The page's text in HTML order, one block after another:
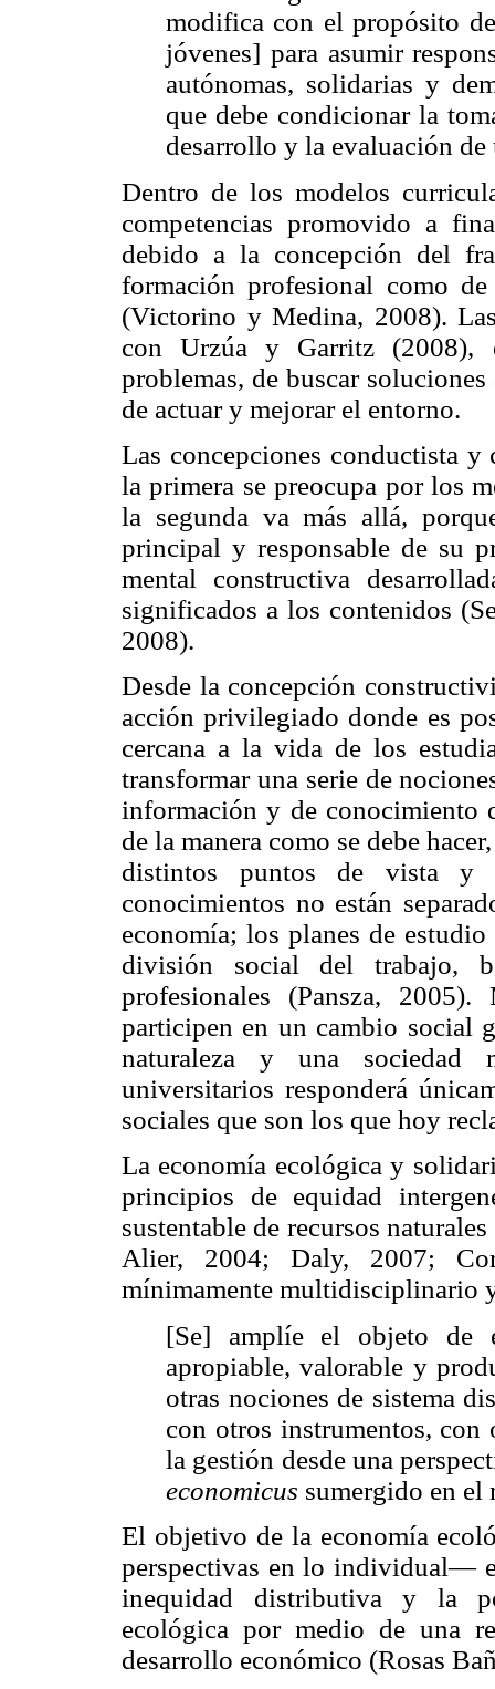
modifica con el propósito
jóvenes] para asumir
autónomas, solidarias y
que debe condicionar la
desarrollo y la evaluación
Dentro de los modelos
competencias promovido a
debido a la concepción del
formación profesional como
(Victorino y Medina, 2008).
con Urzúa y Garritz (2008),
problemas, de buscar
de actuar y mejorar el entorno.
Las concepciones conductista
la primera se preocupa por los
la segunda va más allá,
principal y responsable de su
mental constructiva
significados a los contenidos
2008).
Desde la concepción
acción privilegiado donde es
cercana a la vida de los
transformar una serie de
información y de conocimiento
de la manera como se debe
distintos puntos de vista y
conocimientos no están
economía; los planes de
división social del trabajo,
profesionales (Pansza,
participen en un cambio social
naturaleza y una sociedad
universitarios responderá
sociales que son los que hoy
La economía ecológica y
principios de equidad
sustentable de recursos
Alier, 2004; Daly, 2007;
mínimamente multidisciplinario
[Se] amplíe el objeto de
apropiable, valorable y
otras nociones de sistema
con otros instrumentos, con
la gestión desde una
economicus sumergido en
El objetivo de la economía
perspectivas en lo individual—
inequidad distributiva y la
ecológica por medio de una
desarrollo económico (Rosas